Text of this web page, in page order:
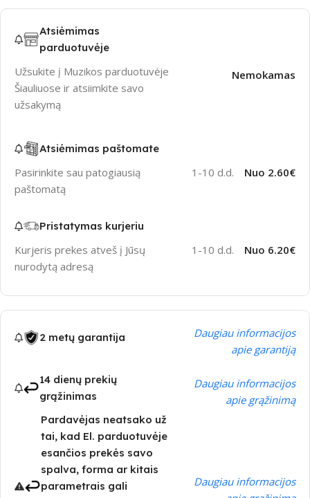
Atsiėmimas
parduotuvėje
Užsukite į Muzikos parduotuvėje
Šiauliuose ir atsiimkite savo
užsakymą
Nemokamas
Atsiėmimas paštomate
Pasirinkite sau patogiausią
paštomatą
1-10 d.d. Nuo 2.60€
Pristatymas kurjeriu
Kurjeris prekes atveš į Jūsų
nurodytą adresą
1-10 d.d. Nuo 6.20€
2 metų garantija
Daugiau informacijos
apie garantiją
14 dienų prekių
grąžinimas
Daugiau informacijos
apie grąžinimą
Pardavėjas neatsako už
tai, kad El. parduotuvėje
esančios prekės savo
spalva, forma ar kitais
parametrais gali
Daugiau informacijos